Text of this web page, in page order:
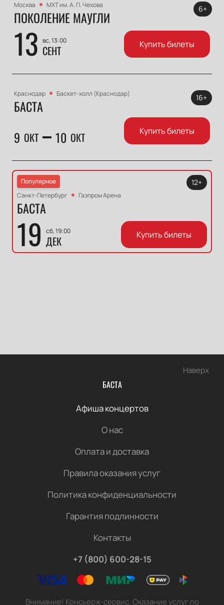
Москва МХТ им. А. П. Чехова
ПОКОЛЕНИЕ МАУГЛИ
13 вс, 13:00
СЕНТ
6+
Купить билеты
Краснодар Баскет-холл (Краснодар)
БАСТА
9 ОКТ 10 ОКТ
16+
Купить билеты
Популярное
Санкт-Петербург
Газпром Арена
БАСТА
19 сб, 19:00
ДЕК
12+
Купить билеты
Наверх
БАСТА
Афиша концертов
О нас
Оплата и доставка
Правила оказания услуг
Политика конфиденциальности
Гарантия подлинности
Контакты
+7 (800) 600-28-15
Внимание! Консьерж-сервис. Оказание услуг по